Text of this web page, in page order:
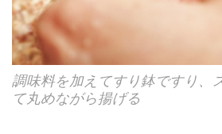
調味料を加えてすり鉢ですり、
て丸めながら揚げる